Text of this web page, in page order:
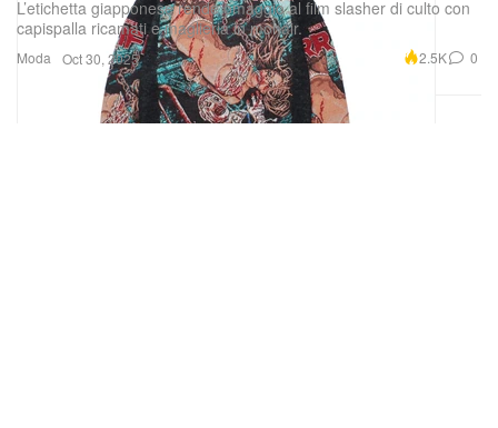
Moda
L’etichetta giapponese rende omaggio al film slasher di culto con
capispalla ricamati e maglieria in mohair.
Oct 30, 2025 2.5K 0